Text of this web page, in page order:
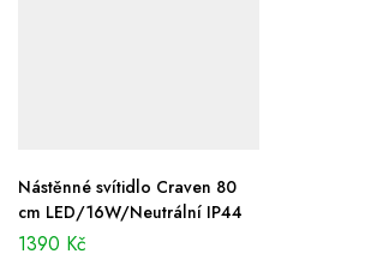
Nástěnné svítidlo Craven 80
cm LED/16W/Neutrální IP44
1390 Kč